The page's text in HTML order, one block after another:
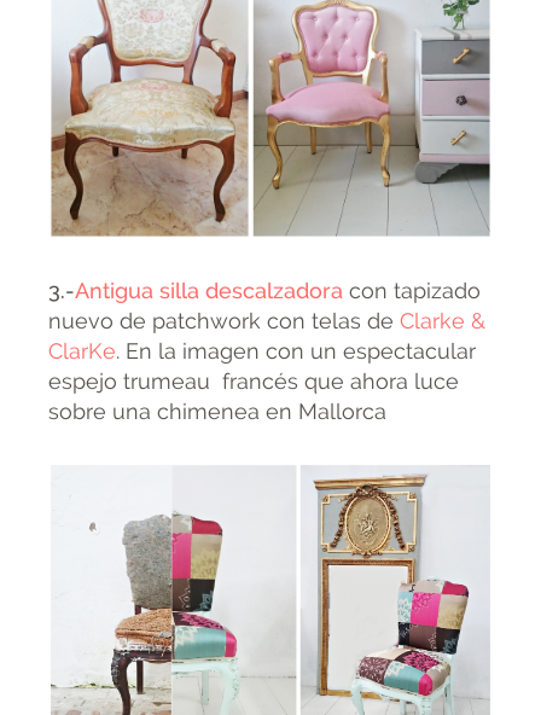
3.-Antigua silla descalzadora con tapizado
nuevo de patchwork con telas de Clarke &
ClarKe. En la imagen con un espectacular
espejo trumeau francés que ahora luce
sobre una chimenea en Mallorca